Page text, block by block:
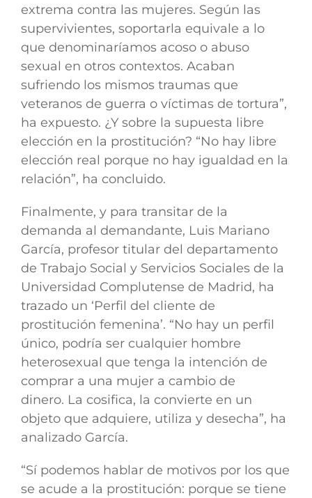
extrema contra las mujeres. Según las
supervivientes, soportarla equivale a lo
que denominaríamos acoso o abuso
sexual en otros contextos. Acaban
sufriendo los mismos traumas que
veteranos de guerra o víctimas de tortura”,
ha expuesto. ¿Y sobre la supuesta libre
elección en la prostitución? “No hay libre
elección real porque no hay igualdad en la
relación”, ha concluido.
Finalmente, y para transitar de la
demanda al demandante, Luis Mariano
García, profesor titular del departamento
de Trabajo Social y Servicios Sociales de la
Universidad Complutense de Madrid, ha
trazado un ‘Perfil del cliente de
prostitución femenina’. “No hay un perfil
único, podría ser cualquier hombre
heterosexual que tenga la intención de
comprar a una mujer a cambio de
dinero. La cosifica, la convierte en un
objeto que adquiere, utiliza y desecha”, ha
analizado García.
“Sí podemos hablar de motivos por los que
se acude a la prostitución: porque se tiene